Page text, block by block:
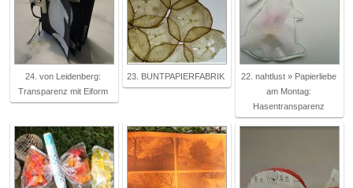
24. von Leidenberg:
Transparenz mit Eiform
23. BUNTPAPIERFABRIK
22. nahtlust » Papierliebe
am Montag:
Hasentransparenz